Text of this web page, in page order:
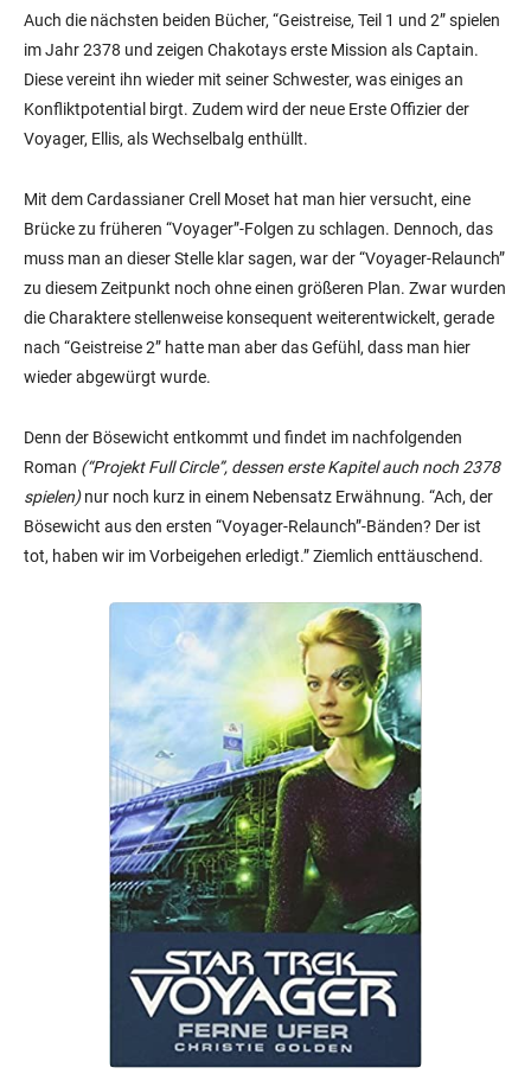
Auch die nächsten beiden Bücher, “Geistreise, Teil 1 und 2” spielen
im Jahr 2378 und zeigen Chakotays erste Mission als Captain.
Diese vereint ihn wieder mit seiner Schwester, was einiges an
Konfliktpotential birgt. Zudem wird der neue Erste Offizier der
Voyager, Ellis, als Wechselbalg enthüllt.
Mit dem Cardassianer Crell Moset hat man hier versucht, eine
Brücke zu früheren “Voyager”-Folgen zu schlagen. Dennoch, das
muss man an dieser Stelle klar sagen, war der “Voyager-Relaunch”
zu diesem Zeitpunkt noch ohne einen größeren Plan. Zwar wurden
die Charaktere stellenweise konsequent weiterentwickelt, gerade
nach “Geistreise 2” hatte man aber das Gefühl, dass man hier
wieder abgewürgt wurde.
Denn der Bösewicht entkommt und findet im nachfolgenden
Roman (“Projekt Full Circle”, dessen erste Kapitel auch noch 2378
spielen)nur noch kurz in einem Nebensatz Erwähnung. “Ach, der
Bösewicht aus den ersten “Voyager-Relaunch”-Bänden? Der ist
tot, haben wir im Vorbeigehen erledigt.” Ziemlich enttäuschend.